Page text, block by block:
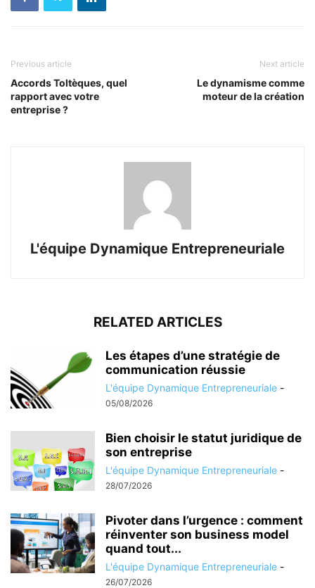
Previous article
Accords Toltèques, quel
rapport avec votre
entreprise ?
Next article
Le dynamisme comme
moteur de la création
L'équipe Dynamique Entrepreneuriale
RELATED ARTICLES
Les étapes d’une stratégie de
communication réussie
L'équipe Dynamique Entrepreneuriale -
05/08/2026
Bien choisir le statut juridique de
son entreprise
L'équipe Dynamique Entrepreneuriale -
28/07/2026
Pivoter dans l’urgence : comment
réinventer son business model
quand tout...
L'équipe Dynamique Entrepreneuriale -
26/07/2026